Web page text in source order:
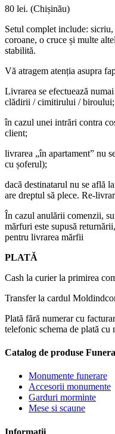
80 lei. (Chișinău)
Setul complet include:
coroane, o cruce și multe
stabilită.
Vă atragem atenția asupra
Livrarea se efectuează
clădirii / cimitirului / biroului;
în cazul unei intrări contra
client;
livrarea „în apartament” nu
cu șoferul);
dacă destinatarul nu se află
are dreptul să plece. Re-
În cazul anulării comenzii,
mărfuri este supusă
pentru livrarea mărfii
PLATĂ
Cash la curier la primirea
Transfer la cardul
Plată fără numerar cu
telefonic schema de plată cu
Catalog de produse
Monumente funerare
Accesorii monumente
Garduri morminte
Mese si scaune
Informatii